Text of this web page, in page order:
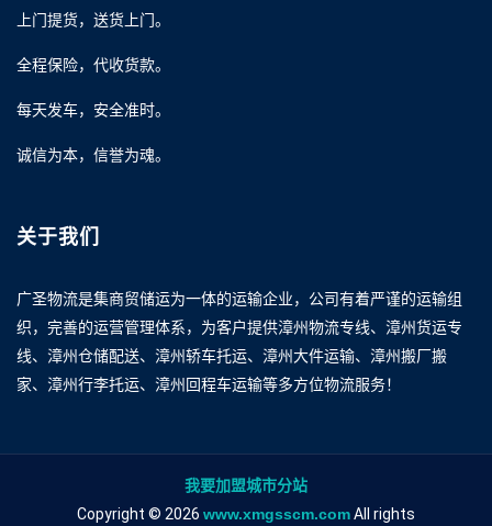
上门提货，送货上门。
全程保险，代收货款。
每天发车，安全准时。
诚信为本，信誉为魂。
关于我们
广圣物流是集商贸储运为一体的运输企业，公司有着严谨的运输组
织，完善的运营管理体系，为客户提供漳州物流专线、漳州货运专
线、漳州仓储配送、漳州轿车托运、漳州大件运输、漳州搬厂搬
家、漳州行李托运、漳州回程车运输等多方位物流服务！
我要加盟城市分站
Copyright © 2026 www.xmgsscm.comAll rights